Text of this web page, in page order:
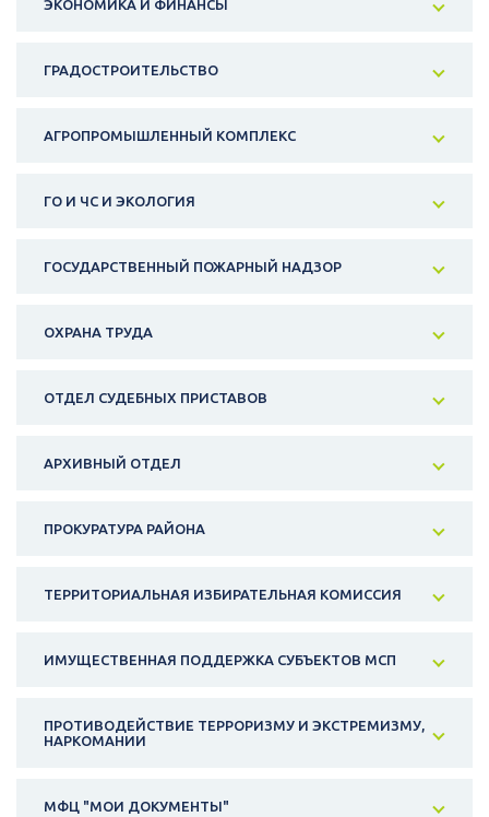
ЭКОНОМИКА И ФИНАНСЫ
ГРАДОСТРОИТЕЛЬСТВО
АГРОПРОМЫШЛЕННЫЙ КОМПЛЕКС
ГО И ЧС И ЭКОЛОГИЯ
ГОСУДАРСТВЕННЫЙ ПОЖАРНЫЙ НАДЗОР
ОХРАНА ТРУДА
ОТДЕЛ СУДЕБНЫХ ПРИСТАВОВ
АРХИВНЫЙ ОТДЕЛ
ПРОКУРАТУРА РАЙОНА
ТЕРРИТОРИАЛЬНАЯ ИЗБИРАТЕЛЬНАЯ КОМИССИЯ
ИМУЩЕСТВЕННАЯ ПОДДЕРЖКА СУБЪЕКТОВ МСП
ПРОТИВОДЕЙСТВИЕ ТЕРРОРИЗМУ И ЭКСТРЕМИЗМУ,
НАРКОМАНИИ
МФЦ "МОИ ДОКУМЕНТЫ"